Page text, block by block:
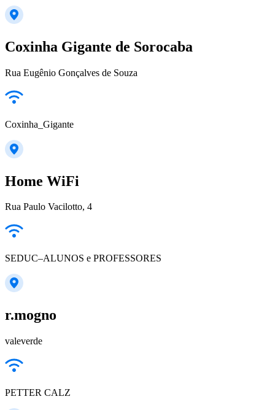
Coxinha Gigante de Sorocaba
Rua Eugênio Gonçalves de Souza
Coxinha_Gigante
Home WiFi
Rua Paulo Vacilotto, 4
SEDUC–ALUNOS e PROFESSORES
r.mogno
valeverde
PETTER CALZ